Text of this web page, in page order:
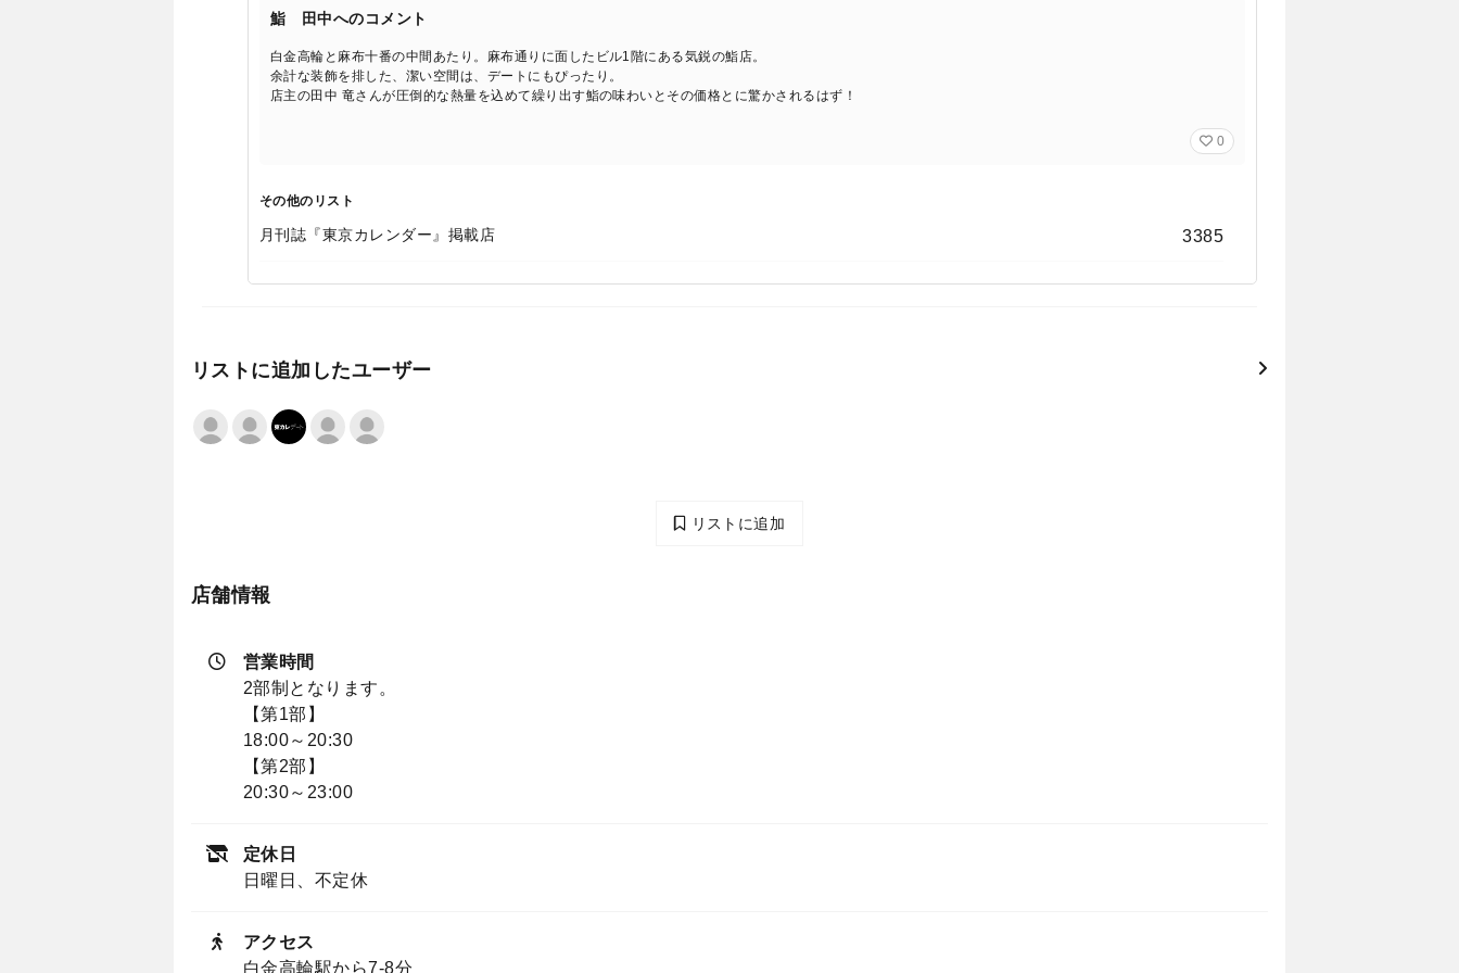
鮨 田中へのコメント
白金高輪と麻布十番の中間あたり。麻布通りに面したビル1階にある気鋭の鮨店。
余計な装飾を排した、潔い空間は、デートにもぴったり。
店主の田中 竜さんが圧倒的な熱量を込めて繰り出す鮨の味わいとその価格とに驚かされるはず！
0
その他のリスト
月刊誌『東京カレンダー』掲載店 3385
リストに追加したユーザー
リストに追加
店舗情報
営業時間
2部制となります。
【第1部】
18:00～20:30
【第2部】
20:30～23:00
定休日
日曜日、不定休
アクセス
白金高輪駅から7-8分